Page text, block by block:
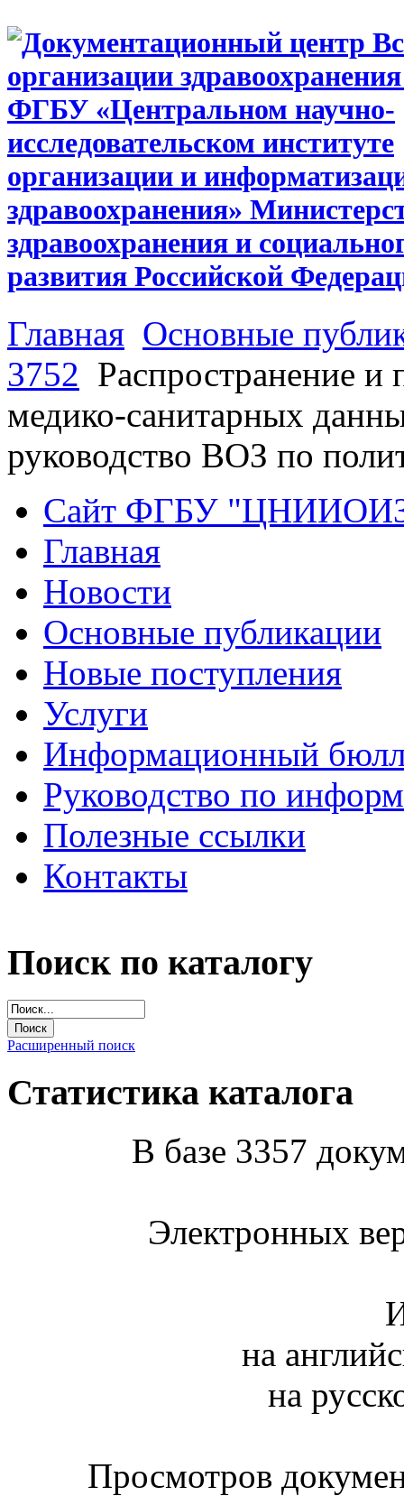
Главная Основные
3752 Распространение и
медико-санитарных
руководство ВОЗ по
Сайт ФГБУ
Главная
Новости
Основные публикации
Новые поступления
Услуги
Информационный
Руководство по
Полезные ссылки
Контакты
Поиск по каталогу
Расширенный поиск
Статистика каталога
В базе 3357
Электронных
на
на
Просмотров